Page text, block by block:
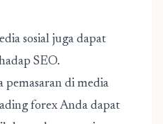
sosial juga dapat
SEO.
pemasaran di media
forex Anda dapat